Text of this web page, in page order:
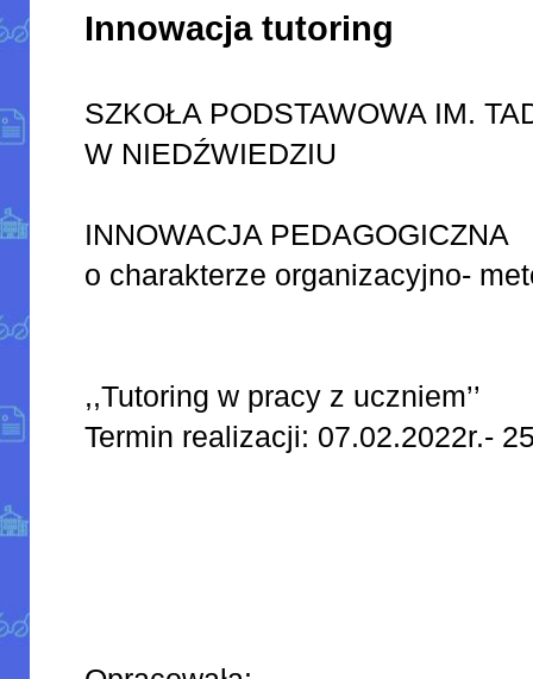
Innowacja tutoring
SZKOŁA PODSTAWOWA IM.
W NIEDŹWIEDZIU
INNOWACJA PEDAGOGICZNA
o charakterze organizacyjno-
,,Tutoring w pracy z uczniem’’
Termin realizacji: 07.02.2022r.-